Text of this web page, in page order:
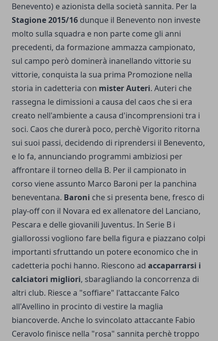
Benevento) e azionista della società sannita. Per la
Stagione 2015/16 dunque il Benevento non investe
molto sulla squadra e non parte come gli anni
precedenti, da formazione ammazza campionato,
sul campo però dominerà inanellando vittorie su
vittorie, conquista la sua prima Promozione nella
storia in cadetteria con mister Auteri. Auteri che
rassegna le dimissioni a causa del caos che si era
creato nell'ambiente a causa d'incomprensioni tra i
soci. Caos che durerà poco, perchè Vigorito ritorna
sui suoi passi, decidendo di riprendersi il Benevento,
e lo fa, annunciando programmi ambiziosi per
affrontare il torneo della B. Per il campionato in
corso viene assunto Marco Baroni per la panchina
beneventana. Baroni che si presenta bene, fresco di
play-off con il Novara ed ex allenatore del Lanciano,
Pescara e delle giovanili Juventus. In Serie B i
giallorossi vogliono fare bella figura e piazzano colpi
importanti sfruttando un potere economico che in
cadetteria pochi hanno. Riescono ad accaparrarsi i
calciatori migliori, sbaragliando la concorrenza di
altri club. Riesce a "soffiare" l'attaccante Falco
all'Avellino in procinto di vestire la maglia
biancoverde. Anche lo svincolato attaccante Fabio
Ceravolo finisce nella "rosa" sannita perchè troppo